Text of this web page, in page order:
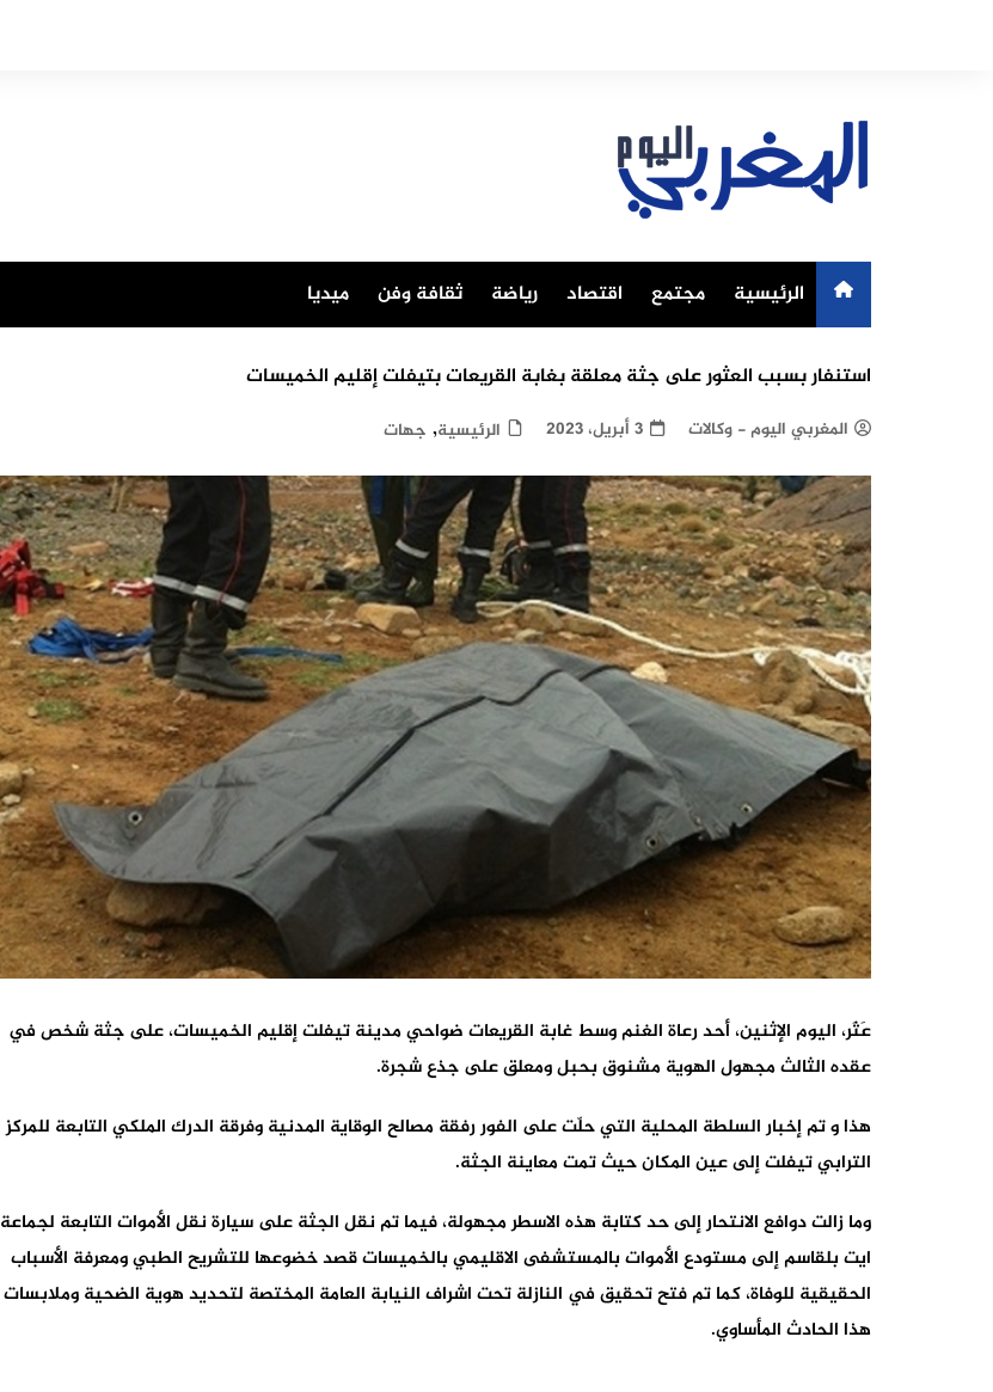
الرئيسية مجتمع اقتصاد رياضة ثقافة وفن ميديا
استنفار بسبب العثور على جثة معلقة بغابة القريعات بتيفلت إقليم الخميسات
المغربي اليوم - وكالات 3 أبريل، 2023 الرئيسية, جهات
عَثَر، اليوم الإثنين، أحد رعاة الغنم وسط غابة القريعات ضواحي مدينة تيفلت إقليم الخميسات، على جثة شخص في
عقده الثالث مجهول الهوية مشنوق بحبل ومعلق على جذع شجرة.
هذا و تم إخبار السلطة المحلية التي حلّت على الفور رفقة مصالح الوقاية المدنية وفرقة الدرك الملكي التابعة للمركز
الترابي تيفلت إلى عين المكان حيث تمت معاينة الجثة.
وما زالت دوافع الانتحار إلى حد كتابة هذه الاسطر مجهولة، فيما تم نقل الجثة على سيارة نقل الأموات التابعة لجماعة
ايت بلقاسم إلى مستودع الأموات بالمستشفى الاقليمي بالخميسات قصد خضوعها للتشريح الطبي ومعرفة الأسباب
الحقيقية للوفاة، كما تم فتح تحقيق في النازلة تحت اشراف النيابة العامة المختصة لتحديد هوية الضحية وملابسات
هذا الحادث المأساوي.